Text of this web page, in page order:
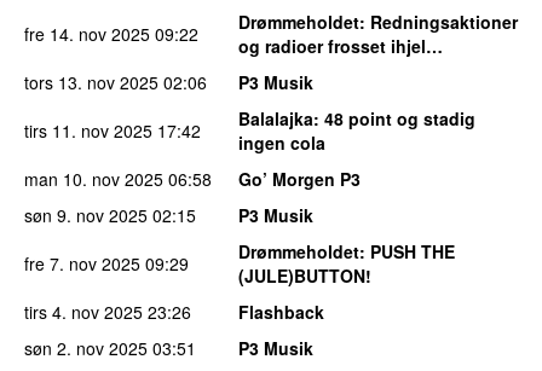
fre 14. nov 2025 09:22 Drømmeholdet: Redningsaktioner
og radioer frosset ihjel…
tors 13. nov 2025 02:06
P3 Musik
tirs 11. nov 2025 17:42 Balalajka: 48 point og stadig
ingen cola
man 10. nov 2025 06:58
Go’ Morgen P3
søn 9. nov 2025 02:15
P3 Musik
fre 7. nov 2025 09:29 Drømmeholdet: PUSH THE
(JULE)BUTTON!
tirs 4. nov 2025 23:26
Flashback
søn 2. nov 2025 03:51
P3 Musik